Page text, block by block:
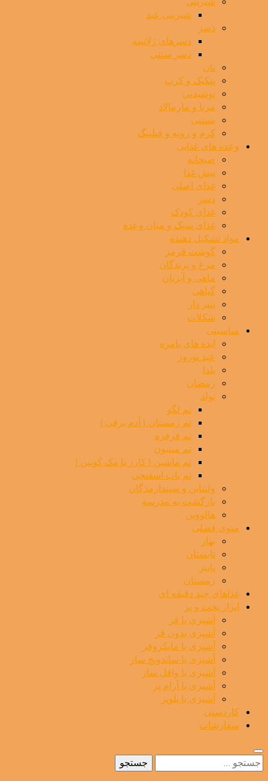
شیرینی عید
دسر
دسرهای ژلاتینه
دسر سنتی
نان
پنکیک و کرپ
نوشیدنی
مربا و مارمالاد
بستنی
کرم و رویه و فیلینگ
وعده های غذایی
صبحانه
پیش غذا
غذای اصلی
دسر
غذای کودک
غذای سبک و میان وعده
مواد تشکیل دهنده
گوشت قرمز
مرغ و پرندگان
ماهی و آبزیان
گیاهی
پنیر دار
شکلات
مناسبتی
ایده های بامزه
عید نوروز
یلدا
رمضان
تولد
تم لگو
تم زمستان ( آدم برفی )
تم فرفره
تم مینیون
تم ماشین ( کارز یا مک کویین )
تم باب اسفنجی
ولنتاین و سپندارمذگان
بازگشت به مدرسه
هالووین
منوی فصلی
بهار
تابستان
پاییز
زمستان
غذاهای چند دقیقه ای
ابزار پخت و پز
آشپزی با فر
آشپزی بدون فر
آشپزی با مایکروفر
آشپزی با ساندویچ ساز
آشپزی با وافل ساز
آشپزی با آرام پز
آشپزی با پلوپز
کاردستی
سفارشات
جستجو
برای: